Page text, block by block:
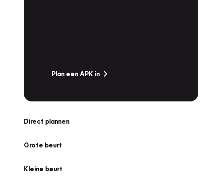
Plan een APK in
Direct plannen
Grote beurt
Kleine beurt